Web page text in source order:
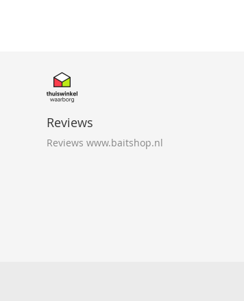
Reviews
Reviews www.baitshop.nl